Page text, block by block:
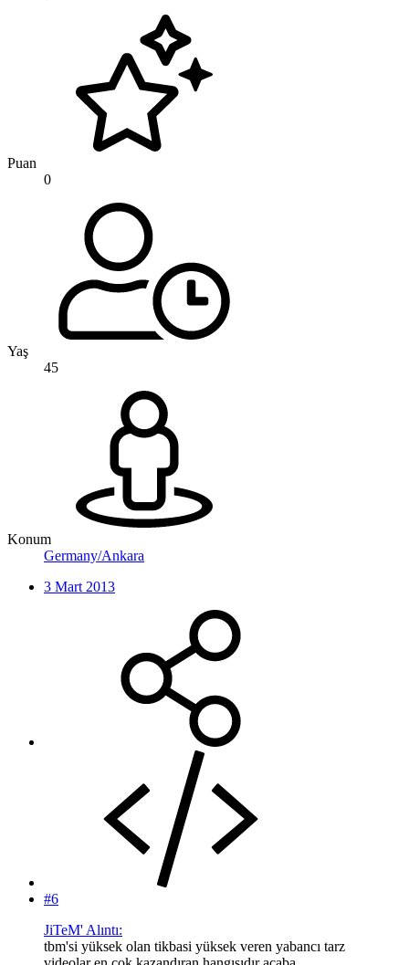
Puan
0
Yaş
45
Konum
Germany/Ankara
3 Mart 2013
#6
JiTeM' Alıntı:
tbm'si yüksek olan tikbasi yüksek veren yabancı tarz